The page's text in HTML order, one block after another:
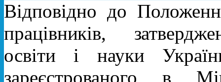
Відповідно до
працівників,
освіти і науки
зареєстрованого в